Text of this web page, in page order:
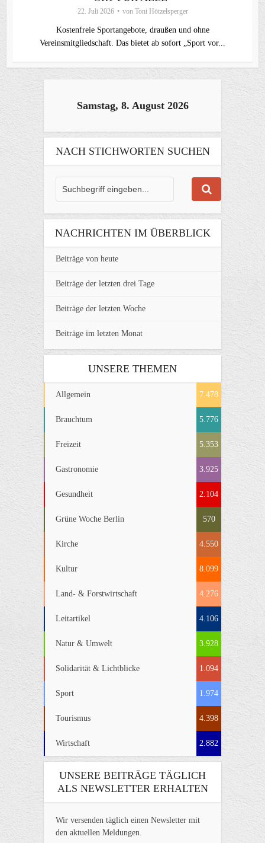
22. Juli 2026 von Toni Hötzelsperger
Kostenfreie Sportangebote, draußen und ohne
Vereinsmitgliedschaft. Das bietet ab sofort „Sport vor...
Samstag, 8. August 2026
NACH STICHWORTEN SUCHEN
NACHRICHTEN IM ÜBERBLICK
Beiträge von heute
Beiträge der letzten drei Tage
Beiträge der letzten Woche
Beiträge im letzten Monat
UNSERE THEMEN
Allgemein 7.478
Brauchtum 5.776
Freizeit 5.353
Gastronomie 3.925
Gesundheit 2.104
Grüne Woche Berlin 570
Kirche 4.550
Kultur 8.099
Land- & Forstwirtschaft 4.276
Leitartikel 4.106
Natur & Umwelt 3.928
Solidarität & Lichtblicke 1.094
Sport 1.974
Tourismus 4.398
Wirtschaft 2.882
UNSERE BEITRÄGE TÄGLICH
ALS NEWSLETTER ERHALTEN
Wir versenden täglich einen Newsletter mit
den aktuellen Meldungen.